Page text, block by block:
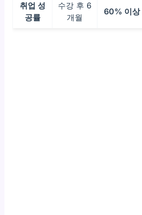
취업 성
공률
수강 후 6
개월
60% 이상